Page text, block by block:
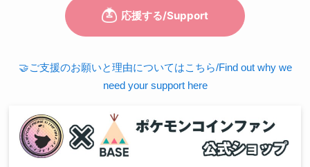
🤝ご支援のお願いと理由についてはこちら/Find out why we
need your support here